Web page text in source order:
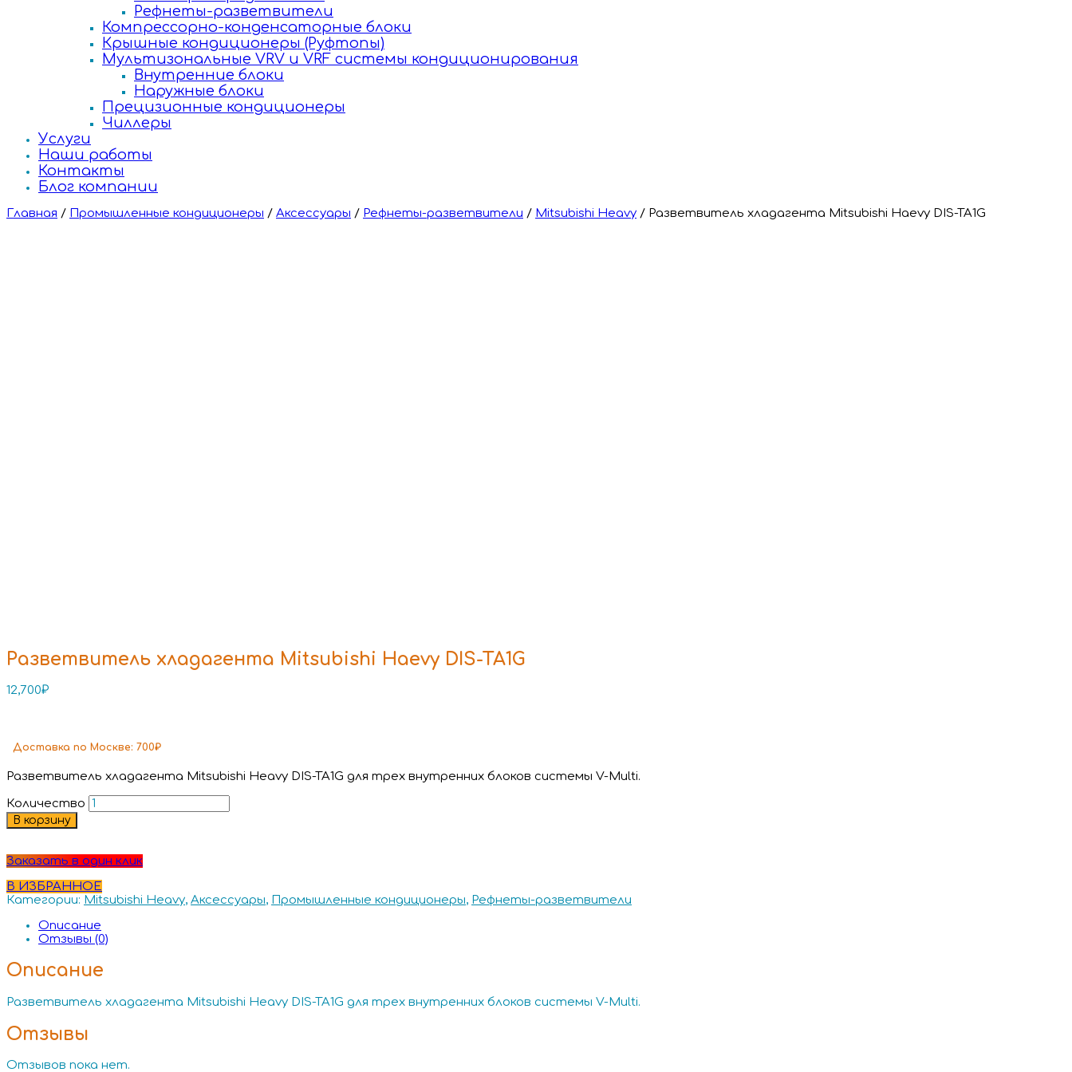
Рефнеты-разветвители
Компрессорно-конденсаторные блоки
Крышные кондиционеры (Руфтопы)
Мультизональные VRV и VRF системы кондиционирования
Внутренние блоки
Наружные блоки
Прецизионные кондиционеры
Чиллеры
Услуги
Наши работы
Контакты
Блог компании
Главная / Промышленные кондиционеры / Аксессуары / Рефнеты-разветвители / Mitsubishi Heavy / Разветвитель хладагента Mitsubishi Haevy DIS-TA1G
Разветвитель хладагента Mitsubishi Haevy DIS-TA1G
12,700₽
Доставка по Москве: 700₽
Разветвитель хладагента Mitsubishi Heavy DIS-TA1G для трех внутренних блоков системы V-Multi.
Количество
В корзину
Заказать в один клик
В ИЗБРАННОЕ
Категории: Mitsubishi Heavy, Аксессуары, Промышленные кондиционеры, Рефнеты-разветвители
Описание
Отзывы (0)
Описание
Разветвитель хладагента Mitsubishi Heavy DIS-TA1G для трех внутренних блоков системы V-Multi.
Отзывы
Отзывов пока нет.